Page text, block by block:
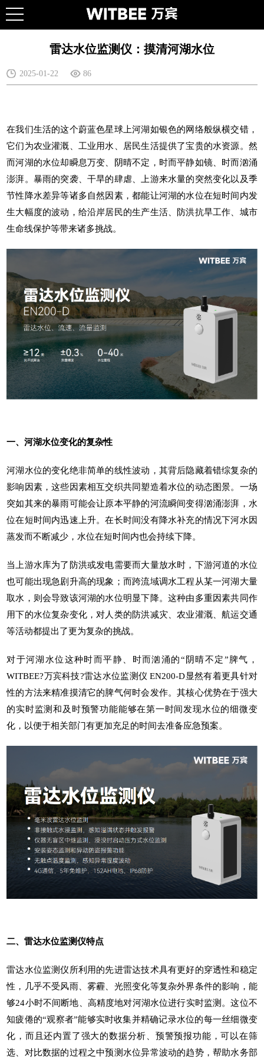
雷达水位监测仪：摸清河湖水位
2025-01-22 86
在我们生活的这个蔚蓝色星球上河湖如银色的网络般纵横交错，
它们为农业灌溉、工业用水、居民生活提供了宝贵的水资源。然
而河湖的水位却瞬息万变、阴晴不定，时而平静如镜、时而汹涌
澎湃。暴雨的突袭、干旱的肆虐、上游来水量的突然变化以及季
节性降水差异等诸多自然因素，都能让河湖的水位在短时间内发
生大幅度的波动，给沿岸居民的生产生活、防洪抗旱工作、 城市
生命线保护等带来诸多挑战。
一、河湖水位变化的复杂性
河湖水位的变化绝非简单的线性波动，其背后隐藏着错综复杂的
影响因素，这些因素相互交织共同塑造着水位的动态图景。一场
突如其来的暴雨可能会让原本平静的河流瞬间变得汹涌澎湃，水
位在短时间内迅速上升。在长时间没有降水补充的情况下河水因
蒸发而不断减少，水位在短时间内也会持续下降。
当上游水库为了防洪或发电需要而大量放水时，下游河道的水位
也可能出现急剧升高的现象；而跨流域调水工程从某一河湖大量
取水，则会导致该河湖的水位明显下降。这种由多重因素共同作
用下的水位复杂变化，对人类的防洪减灾、农业灌溉、航运交通
等活动都提出了更为复杂的挑战。
对于河湖水位这种时而平静、时而汹涌的“阴晴不定”脾气，
WITBEE?万宾科技?雷达水位监测仪 EN200-D显然有着更具针对
性的方法来精准摸清它的脾气何时会发作。其核心优势在于强大
的实时监测和及时预警功能能够在第一时间发现水位的细微变
化，以便于相关部门有更加充足的时间去准备应急预案。
二、雷达水位监测仪特点
雷达水位监测仪 所利用的先进雷达技术具有更好的穿透性和稳定
性，几乎不受风雨、雾霾、光照变化等复杂外界条件的影响，能
够24小时不间断地、高精度地对河湖水位进行实时监测。这位不
知疲倦的“观察者”能够实时收集并精确记录水位的每一丝细微变
化，而且还内置了强大的数据分析、预警预报功能，可以在筛
选、对比数据的过程之中预测水位异常波动的趋势，帮助水务部